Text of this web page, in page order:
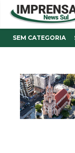
SEM CATEGORIA